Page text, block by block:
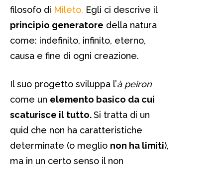
filosofo di Mileto. Egli ci descrive il
principio generatore della natura
come: indefinito, infinito, eterno,
causa e fine di ogni creazione.
Il suo progetto sviluppa l’à peiron
come un elemento basico da cui
scaturisce il tutto.Si tratta di un
quid che non ha caratteristiche
determinate (o meglio non ha limiti),
ma in un certo senso il non